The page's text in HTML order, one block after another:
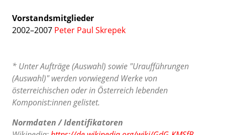
Vorstandsmitglieder
2002–2007 Peter Paul Skrepek
* Unter Aufträge (Auswahl) sowie "Uraufführungen
(Auswahl)" werden vorwiegend Werke von
österreichischen oder in Österreich lebenden
Komponist:innen gelistet.
Normdaten / Identifikatoren